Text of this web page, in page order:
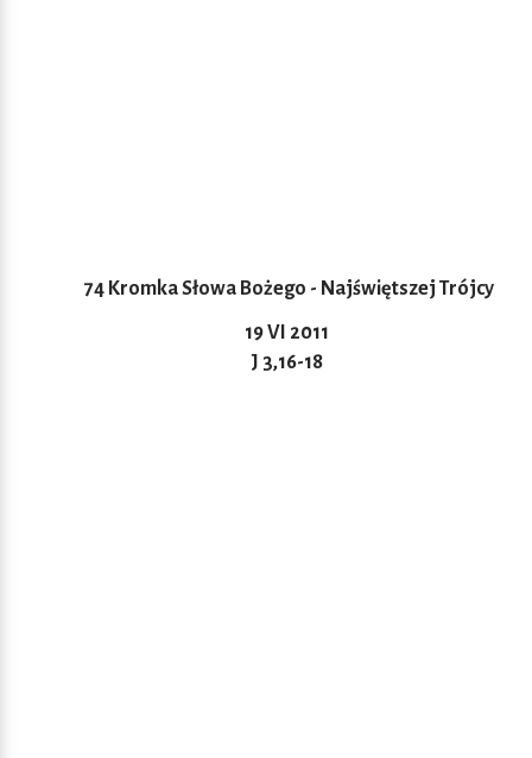
74 Kromka Słowa Bożego - Najświętszej Trójcy
19 VI 2011
J 3,16-18